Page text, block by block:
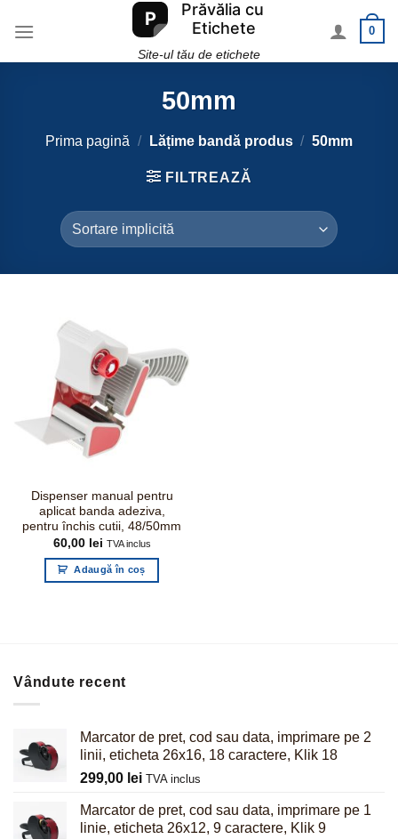
Site-ul tău de etichete
0
50mm
Prima pagină / Lățime bandă produs / 50mm
FILTREAZĂ
Dispenser manual pentru
aplicat banda adeziva,
pentru închis cutii, 48/50mm
60,00 lei TVA inclus
Adaugă în coș
Vândute recent
Marcator de pret, cod sau data, imprimare pe 2
linii, eticheta 26x16, 18 caractere, Klik 18
299,00 lei TVA inclus
Marcator de pret, cod sau data, imprimare pe 1
linie, eticheta 26x12, 9 caractere, Klik 9